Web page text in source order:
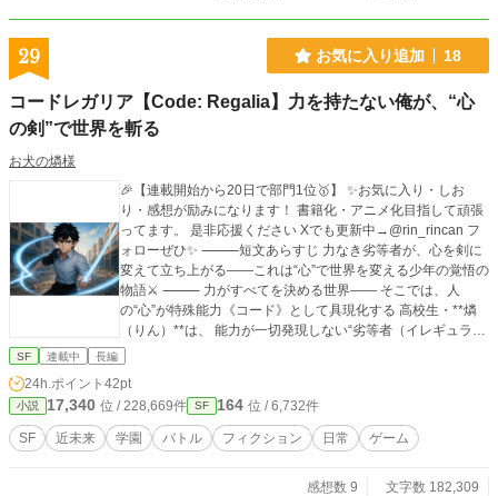
29 お気に入り追加 18
コードレガリア【Code: Regalia】力を持たない俺が、“心
の剣”で世界を斬る
お犬の燐様
🎉【連載開始から20日で部門1位🥇】 ✨お気に入り・しお
り・感想が励みになります！ 書籍化・アニメ化目指して頑張
ってます。 是非応援ください Xでも更新中→@rin_rincan フ
ォローぜひ✨ ⸻短文あらすじ 力なき劣等者が、心を剣に
変えて立ち上がる――これは“心”で世界を変える少年の覚悟の
物語⚔️ ⸻ 力がすべてを決める世界―― そこでは、人
の“心”が特殊能力《コード》として具現化する 高校生・**燐
（りん）**は、 能力が一切発現しない“劣等者（イレギュラ
ー）”。 見下され、必要とされず、ただ静かに日々を過ごして
が傷つけられるまでは。 その瞬間、彼の心が叫び、力として
目覚める。 守りたい想いが具現化した、“心のかたち”。 それ
は、世界の理に抗う《覚悟》の力だった。 そして仲間との出
会い、強者との対決、 そして迫りくる《世界の闇》。 劣等者
SF 連載中 長編
24h.ポイント 42pt
小説 17,340 位 / 228,669件 SF 164 位 / 6,732件
SF 近未来 学園 バトル フィクション 日常 ゲーム
感想数 9
文字数 182,309